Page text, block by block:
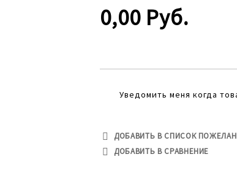
0,00 Руб.
Уведомить меня когда
ДОБАВИТЬ В СПИСОК
ДОБАВИТЬ В СРАВНЕНИЕ